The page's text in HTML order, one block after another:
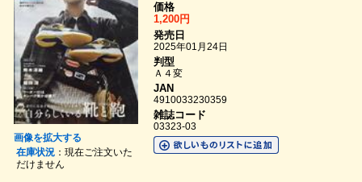
画像を拡大する
在庫状況：現在ご注文いた
だけません
価格
1,200円
発売日
2025年01月24日
判型
Ａ４変
JAN
4910033230359
雑誌コード
03323-03